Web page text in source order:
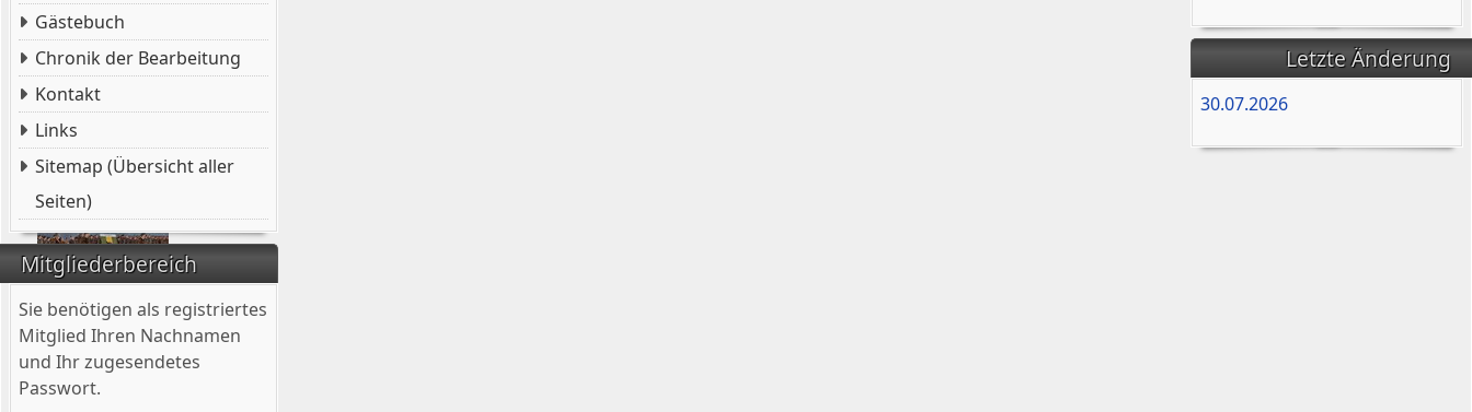
Gästebuch
Chronik der Bearbeitung
Kontakt
Links
Sitemap (Übersicht aller
Seiten)
Mitgliederbereich
Sie benötigen als registriertes
Mitglied Ihren Nachnamen
und Ihr zugesendetes
Passwort.
Letzte Änderung
30.07.2026